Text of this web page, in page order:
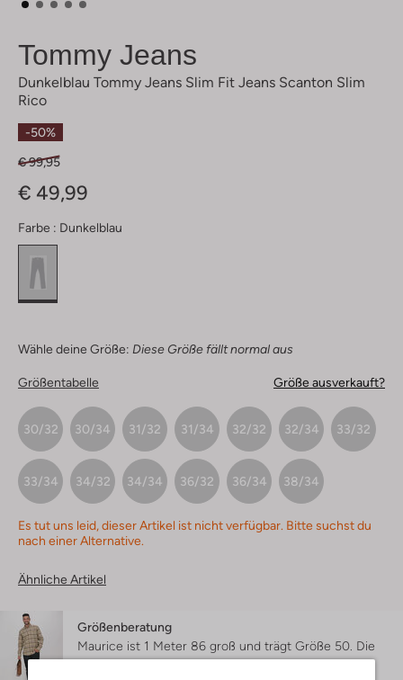
Tommy Jeans
Dunkelblau Tommy Jeans Slim Fit Jeans Scanton Slim
Rico
-50%
€ 99,95
€ 49,99
Farbe : Dunkelblau
Wähle deine Größe: Diese Größe fällt normal aus
Größentabelle Größe ausverkauft?
30/32 30/34 31/32 31/34 32/32 32/34 33/32
33/34 34/32 34/34 36/32 36/34 38/34
Es tut uns leid, dieser Artikel ist nicht verfügbar. Bitte suchst du
nach einer Alternative.
Ähnliche Artikel
Größenberatung
Maurice ist 1 Meter 86 groß und trägt Größe 50. Die